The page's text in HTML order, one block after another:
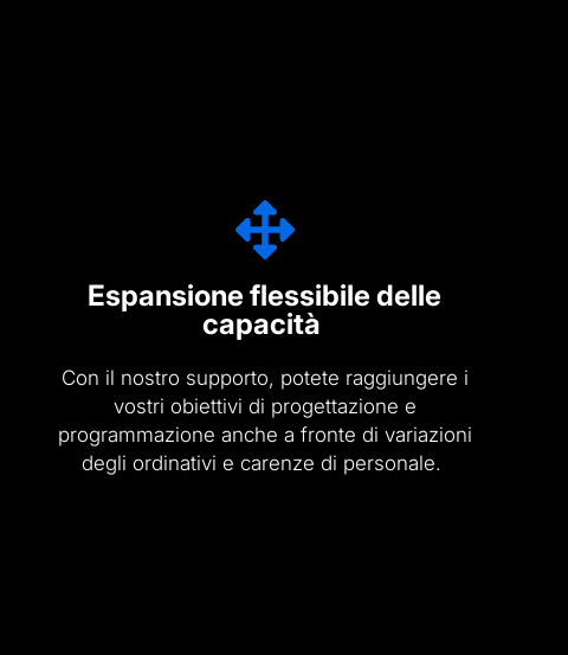
Espansione flessibile delle
capacità
Con il nostro supporto, potete raggiungere i
vostri obiettivi di progettazione e
programmazione anche a fronte di variazioni
degli ordinativi e carenze di personale.